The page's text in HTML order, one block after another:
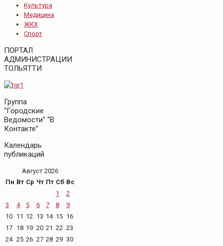
Культура
Медицина
ЖКХ
Спорт
ПОРТАЛ
АДМИНИСТРАЦИИ
ТОЛЬЯТТИ
Группа
“Городские
Ведомости” “В
Контакте”
Календарь
публикаций
Август 2026
Пн Вт Ср Чт Пт Сб Вс
1
2
3
4 5 6 7 8
9
10 11 12 13 14 15 16
17 18 19 20 21 22 23
24 25 26 27 28 29 30